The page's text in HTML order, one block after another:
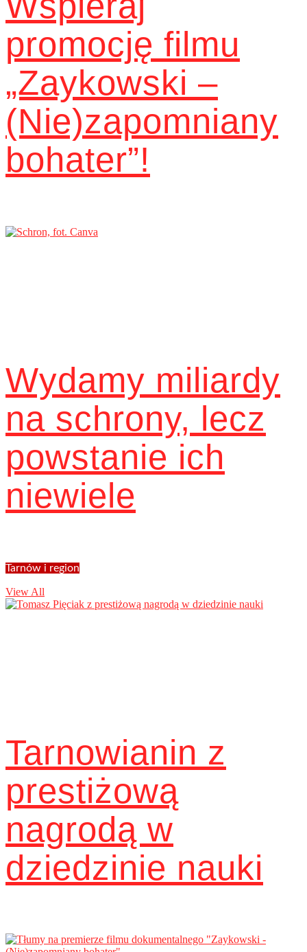
promocję filmu
„Zaykowski –
(Nie)zapomniany
bohater”!
Wydamy miliardy
na schrony, lecz
powstanie ich
niewiele
Tarnów i region
View All
Tarnowianin z
prestiżową
nagrodą w
dziedzinie nauki